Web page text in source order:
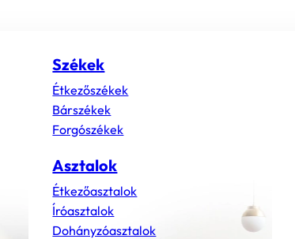
Székek
Étkezőszékek
Bárszékek
Forgószékek
Asztalok
Étkezőasztalok
Íróasztalok
Dohányzóasztalok